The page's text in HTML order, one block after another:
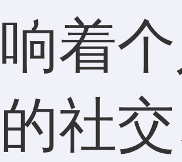
响着
的社交